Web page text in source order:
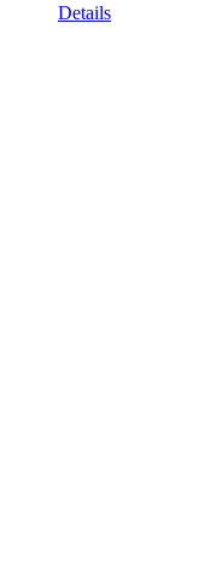
Details